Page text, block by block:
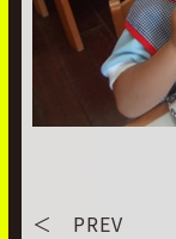
＜ PREV